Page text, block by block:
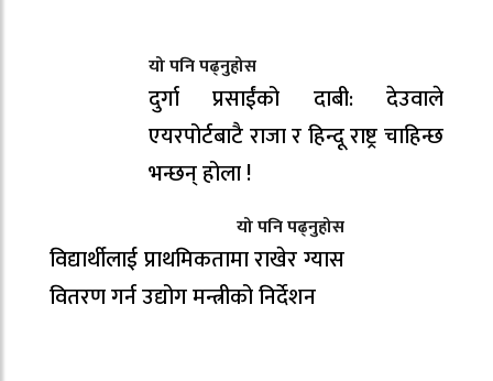
यो पनि पढ्नुहोस
दुर्गा प्रसाईंको दाबी: देउवाले
एयरपोर्टबाटै राजा र हिन्दू राष्ट्र चाहिन्छ
भन्छन् होला !
यो पनि पढ्नुहोस
विद्यार्थीलाई प्राथमिकतामा राखेर ग्यास
वितरण गर्न उद्योग मन्त्रीको निर्देशन